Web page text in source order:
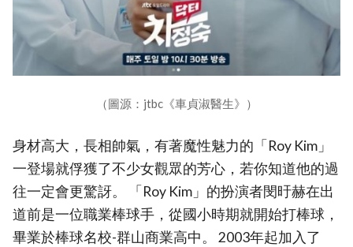
（圖源：jtbc《車貞淑醫生》）
身材高大，長相帥氣，有著魔性魅力的「Roy Kim」
一登場就俘獲了不少女觀眾的芳心，若你知道他的過
往一定會更驚訝。 「Roy Kim」的扮演者閔旴赫在出
道前是一位職業棒球手，從國小時期就開始打棒球，
畢業於棒球名校-群山商業高中。 2003年起加入了